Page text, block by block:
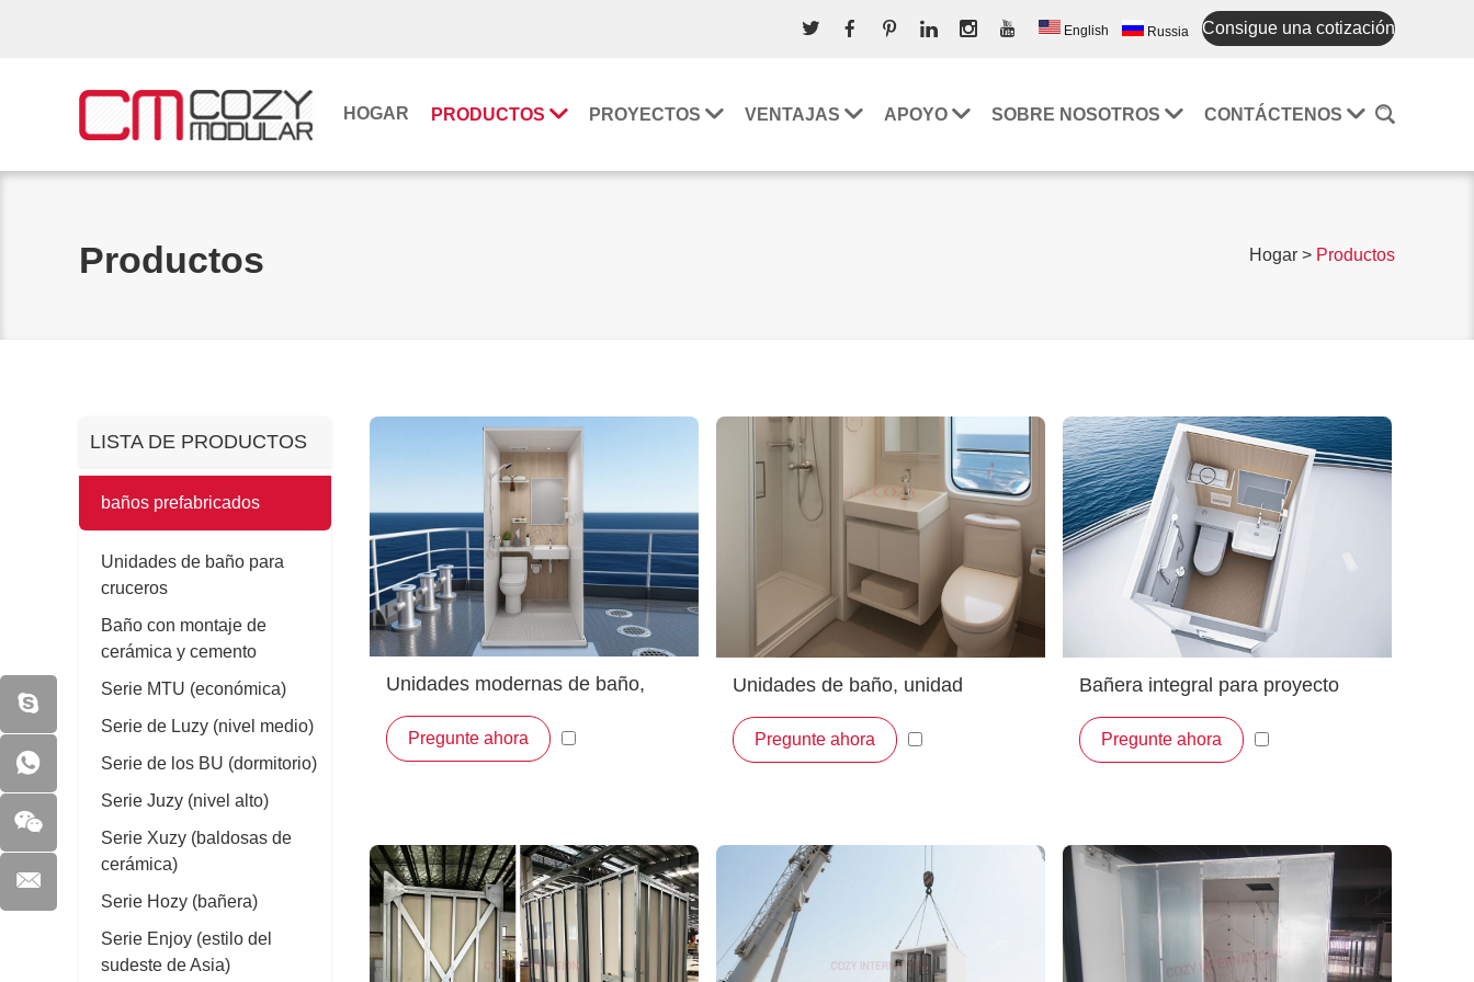
English Russia Consigue una cotización
HOGAR PRODUCTOS PROYECTOS VENTAJAS APOYO SOBRE NOSOTROS CONTÁCTENOS
Productos Hogar > Productos
Unidades modernas de baño,
cabinas prefabricadas para
barcos
Pregunte ahora
Unidades de baño, unidad
prefabricada para baños en
proyectos de buques cruceros
Pregunte ahora
Bañera integral para proyecto
marino, unidad prefabricada de
baño lista para usar
Pregunte ahora
LISTA DE PRODUCTOS
baños prefabricados‌
Unidades de baño para
cruceros
Baño con montaje de
cerámica y cemento
Serie MTU (económica)
Serie de Luzy (nivel medio)
Serie de los BU (dormitorio)
Serie Juzy (nivel alto)
Serie Xuzy (baldosas de
cerámica)
Serie Hozy (bañera)
Serie Enjoy (estilo del
sudeste de Asia)